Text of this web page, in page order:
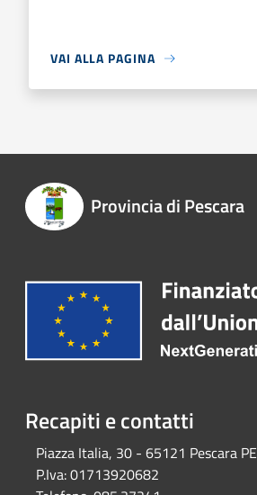
VAI ALLA PAGINA
Provincia di Pescara
Recapiti e contatti
Piazza Italia, 30 - 65121 Pescara PE
P.Iva:01713920682